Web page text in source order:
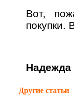
Вот,
покупки.
Надежда
Другие статьи